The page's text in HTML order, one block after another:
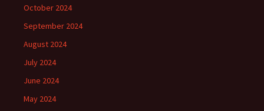
October 2024
September 2024
August 2024
July 2024
June 2024
May 2024